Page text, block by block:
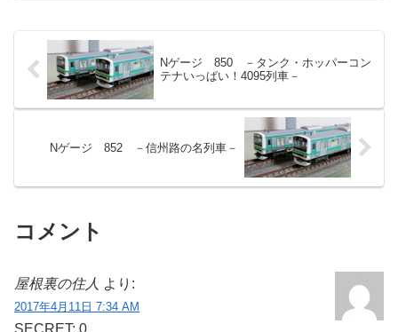
Nゲージ 850 －タンク・ホッパーコン
テナいっぱい！4095列車－
Nゲージ 852 －信州路の名列車－
コメント
屋根裏の住人 より:
2017年4月11日 7:34 AM
SECRET: 0